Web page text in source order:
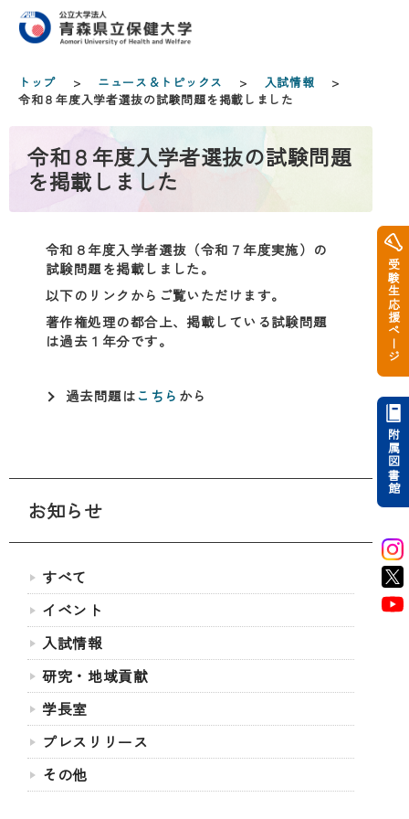
トップ > ニュース＆トピックス > 入試情報 >
令和８年度入学者選抜の試験問題を掲載しました
令和８年度入学者選抜の試験問題
を掲載しました
令和８年度入学者選抜（令和７年度実施）の
試験問題を掲載しました。
以下のリンクからご覧いただけます。
著作権処理の都合上、掲載している試験問題
は過去１年分です。
過去問題はこちら から
お知らせ
すべて
イベント
入試情報
研究・地域貢献
学長室
プレスリリース
その他
受験生応援ページ
附属図書館